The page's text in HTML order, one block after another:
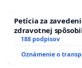
Petícia za
zdravotnej
pri prijímaní do
188 podpisov
Oznámenie o